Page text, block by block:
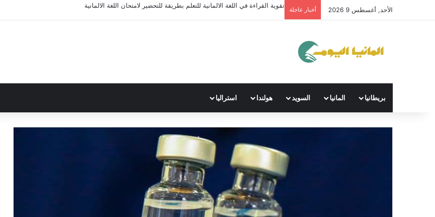
الأحد, أغسطس 9 2026 أخبار عاجلة
تقوية القراءة في اللغة الالمانية للتعلم بطريقة للتحضير لامتحان اللغة الالمانية
بريطانيا المانيا السويد هولندا استراليا